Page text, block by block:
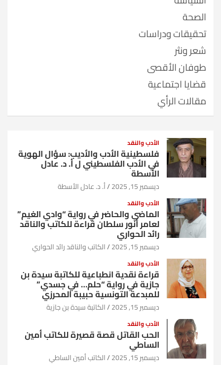
الصحة
تحقيقات ودراسات
شعر ونثر
طوفان الأقصى
قضايا اجتماعية
مقالات الرأي
الأدب والنقد
فلسطينية الأدب والأديب: سؤال الهوية
في الأدب الفلسطيني ل أ. د. عادل
الأسطة
ديسمبر 15, 2025 أ. د. عادل الأسطة
الأدب والنقد
الماضي والحاضر في رواية “وادي الغيم”
لعامر أنور سلطان قراءة للكاتب والناقد
رائد الحواري
ديسمبر 15, 2025 الكاتب والناقد رائد الحواري
الأدب والنقد
قراءة نقدية انطباعية للكاتبة سيدة بن
جازية في رواية “حلم… في جسدي”
للمبدعة التونسية حبيبة المحرزي
ديسمبر 15, 2025 الكاتبة سيدة بن جازية
الأدب والنقد
الحب القاتل قصة قصيرة للكاتب أمين
الساطي
ديسمبر 15, 2025 الكاتب أمين الساطي